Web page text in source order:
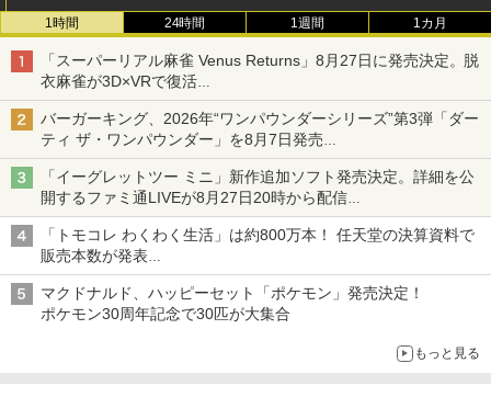
1時間 24時間 1週間 1カ月
「スーパーリアル麻雀 Venus Returns」8月27日に発売決定。脱
衣麻雀が3D×VRで復活
発売から2週間は20%オフになるセールが実施
バーガーキング、2026年“ワンパウンダーシリーズ”第3弾「ダー
ティ ザ・ワンパウンダー」を8月7日発売
「特製ガーリックマヨソース」を使用した超大型チーズバーガー
「イーグレットツー ミニ」新作追加ソフト発売決定。詳細を公
開するファミ通LIVEが8月27日20時から配信
シリーズ累計100タイトルへ
「トモコレ わくわく生活」は約800万本！ 任天堂の決算資料で
販売本数が発表
「ぽこポケ」は127万本に
マクドナルド、ハッピーセット「ポケモン」発売決定！
ポケモン30周年記念で30匹が大集合
もっと見る